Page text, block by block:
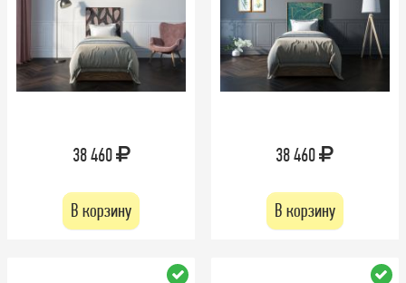
38 460
В корзину
38 460
В корзину